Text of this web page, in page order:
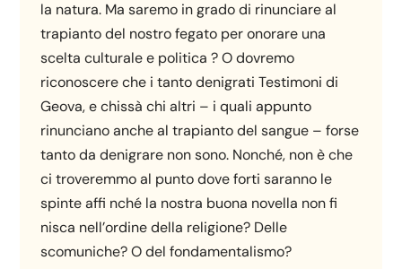
la natura. Ma saremo in grado di rinunciare al
trapianto del nostro fegato per onorare una
scelta culturale e politica ? O dovremo
riconoscere che i tanto denigrati Testimoni di
Geova, e chissà chi altri – i quali appunto
rinunciano anche al trapianto del sangue – forse
tanto da denigrare non sono. Nonché, non è che
ci troveremmo al punto dove forti saranno le
spinte affi nché la nostra buona novella non fi
nisca nell’ordine della religione? Delle
scomuniche? O del fondamentalismo?